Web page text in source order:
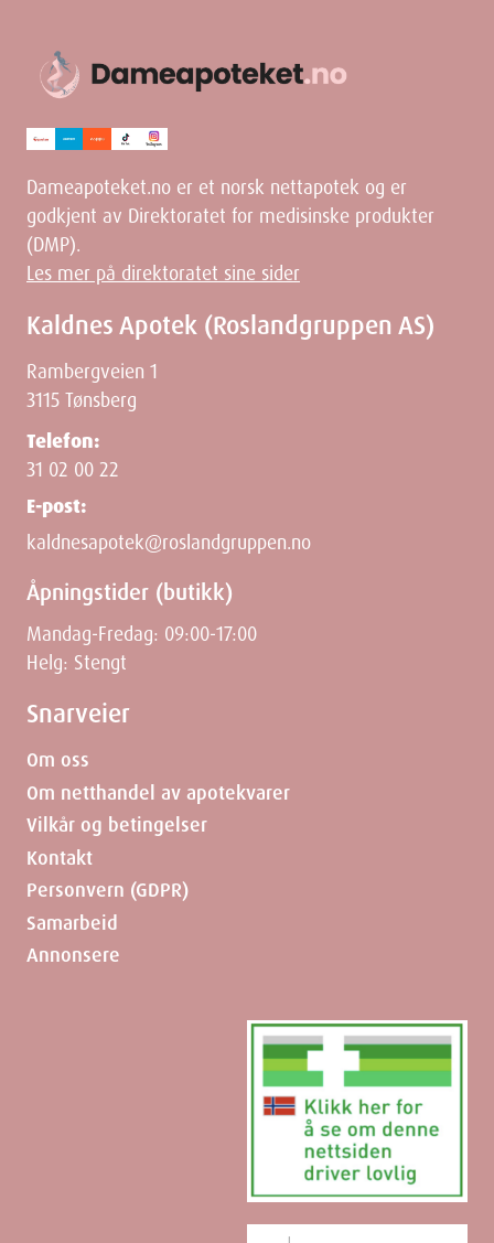
Dameapoteket.no er et norsk nettapotek og er
godkjent av Direktoratet for medisinske produkter
(DMP).
Les mer på direktoratet sine sider
Kaldnes Apotek (Roslandgruppen AS)
Rambergveien 1
3115 Tønsberg
Telefon:
31 02 00 22
E-post:
kaldnesapotek@roslandgruppen.no
Åpningstider (butikk)
Mandag-Fredag: 09:00-17:00
Helg: Stengt
Snarveier
Om oss
Om netthandel av apotekvarer
Vilkår og betingelser
Kontakt
Personvern (GDPR)
Samarbeid
Annonsere